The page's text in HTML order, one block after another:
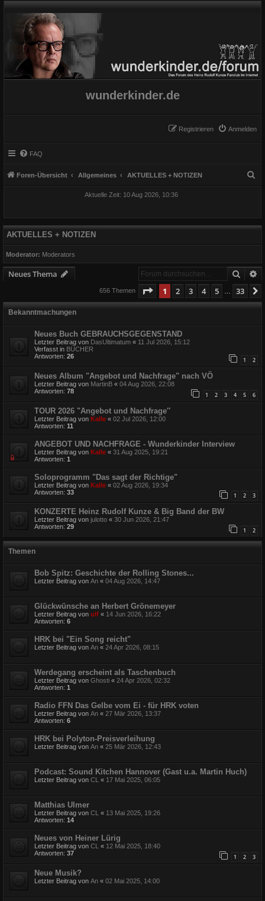
wunderkinder.de
Anmelden
Registrieren
FAQ
Foren-Übersicht Allgemeines AKTUELLES + NOTIZEN
Aktuelle Zeit: 10 Aug 2026, 10:36
AKTUELLES + NOTIZEN
Moderator: Moderators
Neues Thema Suche
656 Themen Seite 1von 33
1 2 3 4 5 33
Bekanntmachungen
Neues Buch GEBRAUCHSGEGENSTAND
Letzter Beitrag von DasUltimatum « 11 Jul 2026, 15:12
Verfasst in BÜCHER
Antworten: 26 1 2
Neues Album "Angebot und Nachfrage" nach VÖ
Letzter Beitrag von MartinB « 04 Aug 2026, 22:08
Antworten: 78 1 2 3 4 5 6
TOUR 2026 "Angebot und Nachfrage″
Letzter Beitrag von Kalle « 02 Jul 2026, 12:00
Antworten: 11
ANGEBOT UND NACHFRAGE - Wunderkinder Interview
Letzter Beitrag von Kalle « 31 Aug 2025, 19:21
Antworten: 1
Soloprogramm "Das sagt der Richtige"
Letzter Beitrag von Kalle « 02 Aug 2026, 19:34
Antworten: 33 1 2 3
KONZERTE Heinz Rudolf Kunze & Big Band der BW
Letzter Beitrag von julotto « 30 Jun 2026, 21:47
Antworten: 29 1 2
Themen
Bob Spitz: Geschichte der Rolling Stones...
Letzter Beitrag von An « 04 Aug 2026, 14:47
Glückwünsche an Herbert Grönemeyer
Letzter Beitrag von ulf « 14 Jun 2026, 16:22
Antworten: 6
HRK bei "Ein Song reicht"
Letzter Beitrag von An « 24 Apr 2026, 08:15
Werdegang erscheint als Taschenbuch
Letzter Beitrag von Ghosti « 24 Apr 2026, 02:32
Antworten: 1
Radio FFN Das Gelbe vom Ei - für HRK voten
Letzter Beitrag von An « 27 Mär 2026, 13:37
Antworten: 6
HRK bei Polyton-Preisverleihung
Letzter Beitrag von An « 25 Mär 2026, 12:43
Podcast: Sound Kitchen Hannover (Gast u.a. Martin Huch)
Letzter Beitrag von CL « 17 Mai 2025, 06:05
Matthias Ulmer
Letzter Beitrag von CL « 13 Mai 2025, 19:26
Antworten: 14
Neues von Heiner Lürig
Letzter Beitrag von CL « 12 Mai 2025, 18:40
Antworten: 37 1 2 3
Neue Musik?
Letzter Beitrag von An « 02 Mai 2025, 14:00